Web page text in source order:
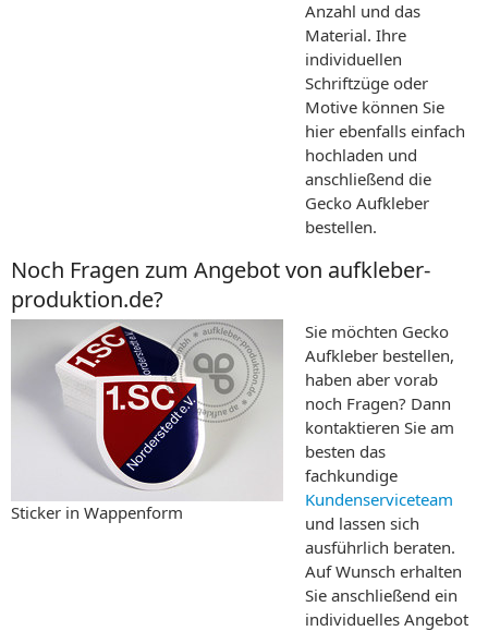
Anzahl und das
Material. Ihre
individuellen
Schriftzüge oder
Motive können Sie
hier ebenfalls einfach
hochladen und
anschließend die
Gecko Aufkleber
bestellen.
Noch Fragen zum Angebot von aufkleber-
produktion.de?
Sticker in Wappenform
Sie möchten Gecko
Aufkleber bestellen,
haben aber vorab
noch Fragen? Dann
kontaktieren Sie am
besten das
fachkundige
Kundenserviceteam
und lassen sich
ausführlich beraten.
Auf Wunsch erhalten
Sie anschließend ein
individuelles Angebot